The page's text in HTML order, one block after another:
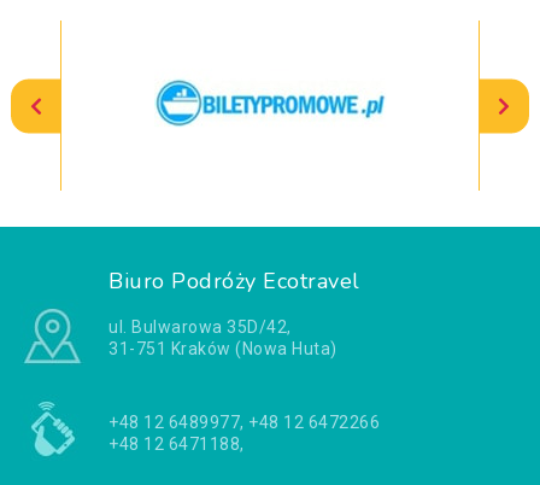
Biuro Podróży Ecotravel
ul. Bulwarowa 35D/42,
31-751 Kraków (Nowa Huta)
+48 12 6489977, +48 12 6472266
+48 12 6471188,